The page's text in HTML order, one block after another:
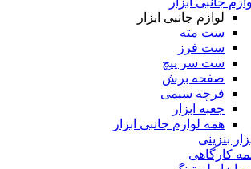
لوازم جانبی ابزار
ست مته
ست فرز
ست سر پیچ
صفحه برش
فرچه سیمی
جعبه ابزار
همه لوازم جانبی ابزار
بنزینی
کارگاهی